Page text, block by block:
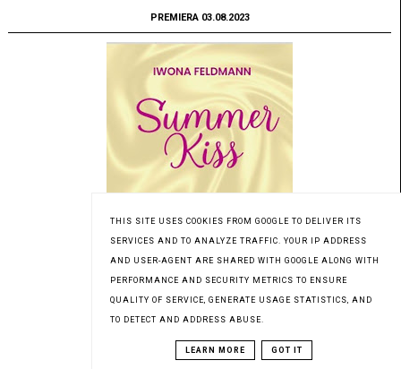
PREMIERA 03.08.2023
Patronat medialny Czytaninki
THIS SITE USES COOKIES FROM GOOGLE TO DELIVER ITS
SERVICES AND TO ANALYZE TRAFFIC. YOUR IP ADDRESS
AND USER-AGENT ARE SHARED WITH GOOGLE ALONG WITH
PERFORMANCE AND SECURITY METRICS TO ENSURE
QUALITY OF SERVICE, GENERATE USAGE STATISTICS, AND
TO DETECT AND ADDRESS ABUSE.
LEARN MORE GOT IT